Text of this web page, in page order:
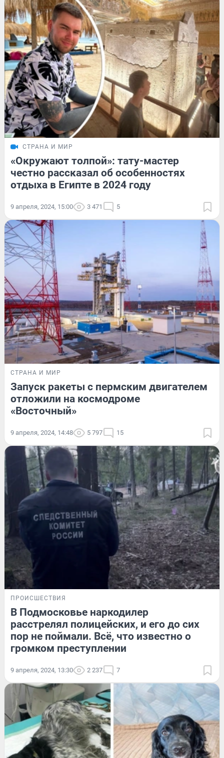
СТРАНА И МИР
«Окружают толпой»: тату-мастер
честно рассказал об особенностях
отдыха в Египте в 2024 году
9 апреля, 2024, 15:00 3 471 5
СТРАНА И МИР
Запуск ракеты с пермским двигателем
отложили на космодроме
«Восточный»
9 апреля, 2024, 14:48 5 797 15
ПРОИСШЕСТВИЯ
В Подмосковье наркодилер
расстрелял полицейских, и его до сих
пор не поймали. Всё, что известно о
громком преступлении
9 апреля, 2024, 13:30 2 237 7